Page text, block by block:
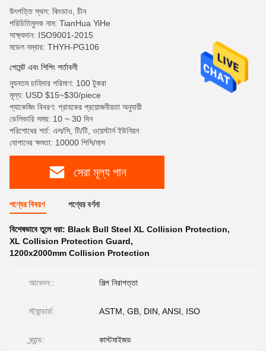
উৎপত্তি স্থল: কিংডাও, চীন
পরিচিতিমুলক নাম: TianHua YiHe
সাক্ষ্যদান: ISO9001-2015
মডেল নম্বার: THYH-PG106
পেমেন্ট এবং শিপিং শর্তাবলী
ন্যূনতম চাহিদার পরিমাণ: 100 টুকরা
মূল্য: USD $15~$30/piece
প্যাকেজিং বিবরণ: গ্রাহকের প্রয়োজনীয়তা অনুযায়ী
ডেলিভারি সময়: 10 ~ 30 দিন
পরিশোধের শর্ত: এল/সি, টি/টি, ওয়েস্টার্ন ইউনিয়ন
যোগানের ক্ষমতা: 10000 পিসি/মাস
সেরা মূল্য পান
পণ্যের বিবরণ পণ্যের বর্ণনা
বিশেষভাবে তুলে ধরা: Black Bull Steel XL Collision Protection,
XL Collision Protection Guard,
1200x2000mm Collision Protection
আবেদন:: শিল্প নিরাপত্তা
স্ট্যান্ডার্ড: ASTM, GB, DIN, ANSI, ISO
ব্র্যান্ড: কাস্টমাইজড